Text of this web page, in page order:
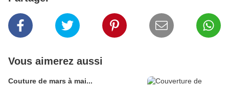
Vous aimerez aussi
Couture de mars à mai...